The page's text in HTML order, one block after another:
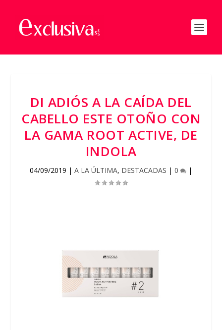
DI ADIÓS A LA CAÍDA DEL
CABELLO ESTE OTOÑO CON
LA GAMA ROOT ACTIVE, DE
INDOLA
04/09/2019 | A LA ÚLTIMA, DESTACADAS | 0 |